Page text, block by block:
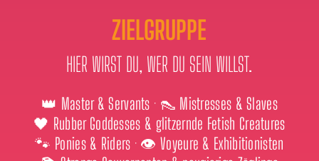
ZIELGRUPPE
HIER WIRST DU, WER DU SEIN WILLST.
👑 Master & Servants · 👠 Mistresses & Slaves
🖤 Rubber Goddesses & glitzernde Fetish Creatures
🐾 Ponies & Riders · 👁 Voyeure & Exhibitionisten